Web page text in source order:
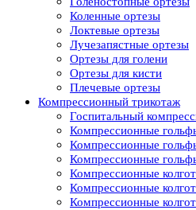
Коленные ортезы
Локтевые ортезы
Лучезапястные ортезы
Ортезы для голени
Ортезы для кисти
Плечевые ортезы
Компрессионный трикотаж
Госпитальный
Компрессионные
Компрессионные
Компрессионные
Компрессионные
Компрессионные
Компрессионные